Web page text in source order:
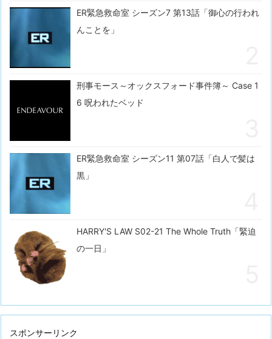
ER緊急救命室 シーズン7 第13話「御心の行われ
んことを」
刑事モース～オックスフォード事件簿～ Case 1
6 呪われたベッド
ER緊急救命室 シーズン11 第07話「白人で髪は
黒」
HARRY'S LAW S02-21 The Whole Truth「緊迫
の一日」
スポンサーリンク